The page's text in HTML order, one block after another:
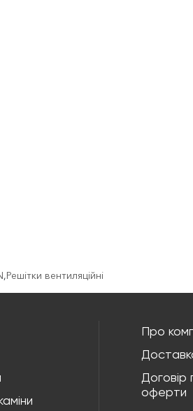
,Решітки вентиляційні
Про
Договір
оферти